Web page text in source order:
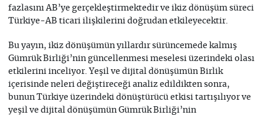
fazlasını AB’ye gerçekleştirmektedir ve ikiz dönüşüm süreci
Türkiye-AB ticari ilişkilerini doğrudan etkileyecektir.
Bu yayın, ikiz dönüşümün yıllardır sürüncemede kalmış
Gümrük Birliği’nin güncellenmesi meselesi üzerindeki olası
etkilerini inceliyor. Yeşil ve dijital dönüşümün Birlik
içerisinde neleri değiştireceği analiz edildikten sonra,
bunun Türkiye üzerindeki dönüştürücü etkisi tartışılıyor ve
yeşil ve dijital dönüşümün Gümrük Birliği’nin